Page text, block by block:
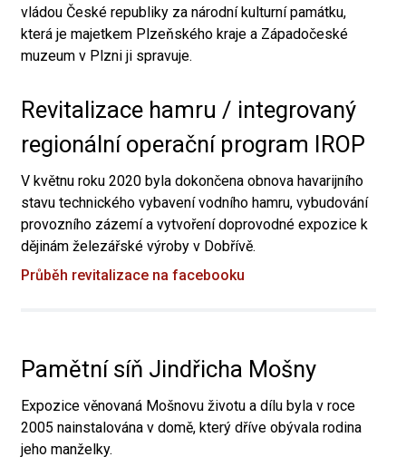
vládou České republiky za národní kulturní památku,
která je majetkem Plzeňského kraje a Západočeské
muzeum v Plzni ji spravuje.
Revitalizace hamru / integrovaný
regionální operační program IROP
V květnu roku 2020 byla dokončena obnova havarijního
stavu technického vybavení vodního hamru, vybudování
provozního zázemí a vytvoření doprovodné expozice k
dějinám železářské výroby v Dobřívě.
Průběh revitalizace na facebooku
Pamětní síň Jindřicha Mošny
Expozice věnovaná Mošnovu životu a dílu byla v roce
2005 nainstalována v domě, který dříve obývala rodina
jeho manželky.